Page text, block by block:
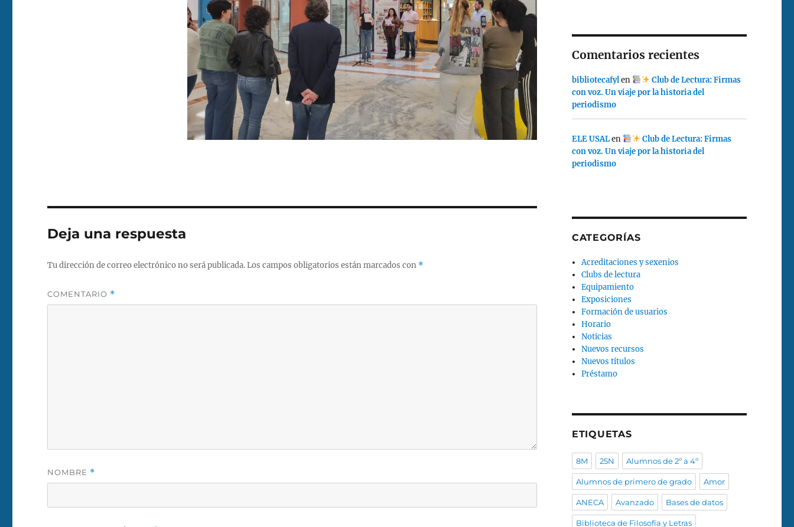
Deja una respuesta
Tu dirección de correo electrónico no será publicada.Los campos obligatorios están marcados con *
COMENTARIO *
NOMBRE *
Comentarios recientes
bibliotecafylen
Club de Lectura: Firmas
con voz. Un viaje por la historia del
periodismo
ELE USALen
Club de Lectura: Firmas
con voz. Un viaje por la historia del
periodismo
CATEGORÍAS
Acreditaciones y sexenios
Clubs de lectura
Equipamiento
Exposiciones
Formación de usuarios
Horario
Noticias
Nuevos recursos
Nuevos títulos
Préstamo
ETIQUETAS
8M 25N Alumnos de 2º a 4º
Alumnos de primero de grado Amor
ANECA Avanzado Bases de datos
Biblioteca de Filosofía y Letras